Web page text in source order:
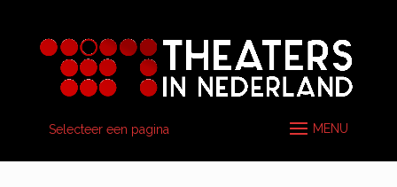
Selecteer een pagina